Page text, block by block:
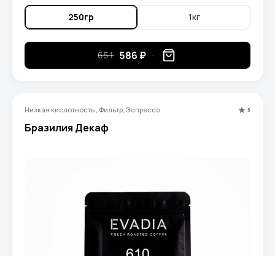
250гр 1кг
651 586 ₽
Низкая кислотность , Фильтр, Эспрессо 5
Бразилия Декаф